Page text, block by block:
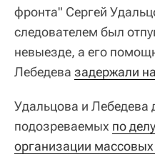
фронта" Сергей
следователем был
невыезде, а его
Лебедева задержали
Удальцова и Лебедева
подозреваемых по
организации